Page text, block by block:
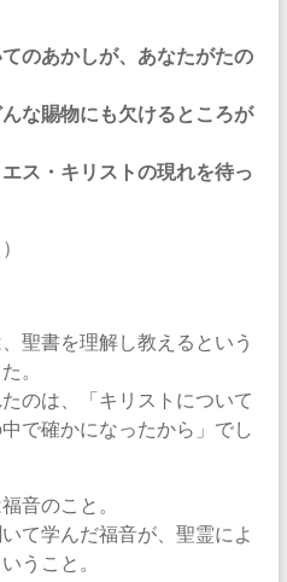
のあかしが、あなたがたの
な賜物にも欠けるところが
ス・キリストの現れを待っ
聖書を理解し教えるという
。
のは、「キリストについて
で確かになったから」でし
音のこと。
て学んだ福音が、聖霊によ
うこと。